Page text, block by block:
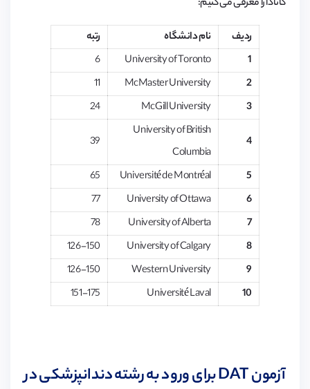
کانادا را معرفی می کنیم:
ردیف نام دانشگاه
رتبه
1
University of Toronto
6
2
McMaster University
11
3
McGill University
24
4
University of British
Columbia
39
5
Université de Montréal
65
6
University of Ottawa
77
7
University of Alberta
78
8
University of Calgary
126-150
9
Western University
126-150
10
Université Laval
151-175
آزمونDATبرای ورود به رشته دندانپزشکی در